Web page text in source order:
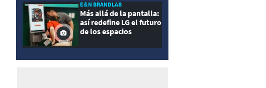
E&N BRANDLAB
Más allá de la pantalla:
así redefine LG el futuro
de los espacios